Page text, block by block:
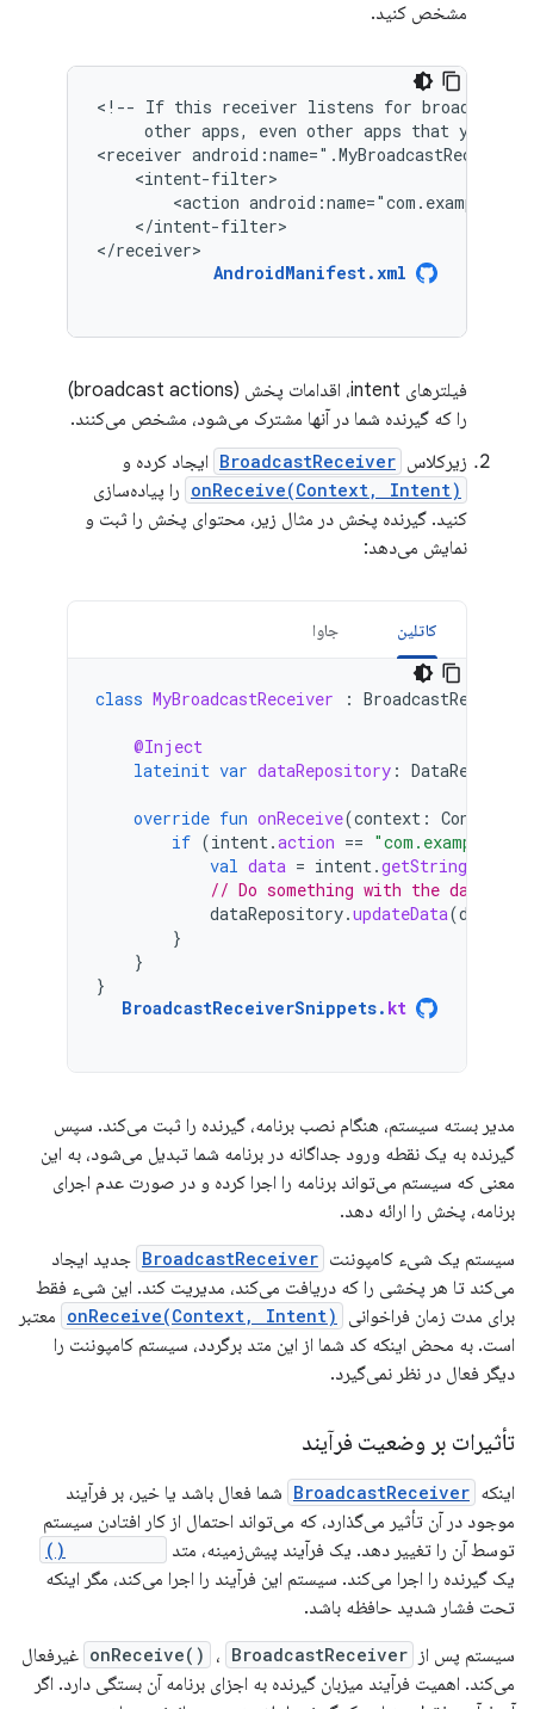
مشخص کنید.
<!-- If this receiver listens for broadcasts
other apps, even other apps that you
<receiver android:name=".MyBroadcastReceiver"
<action
</intent-filter>
</receiver>
AndroidManifest.xml
فیلترهای intent، اقدامات پخش (broadcast actions)
را که گیرنده شما در آنها مشترک می‌شود، مشخص می‌کنند.
زیرکلاس BroadcastReceiver ایجاد کرده و
onReceive(Context, Intent) را پیاده‌سازی
کنید. گیرنده پخش در مثال زیر، محتوای پخش را ثبت و
نمایش می‌دهد:
کاتلین جاوا
class MyBroadcastReceiver : BroadcastReceiver
@Inject
lateinit var dataRepository :
override fun onReceive(context : Context
if (intent.action ==
val data = intent.getStringExtra
// Do something with the data,
dataRepository.updateData(data
}
}
}
BroadcastReceiverSnippets. kt
مدیر بسته سیستم، هنگام نصب برنامه، گیرنده را ثبت می‌کند. سپس
گیرنده به یک نقطه ورود جداگانه در برنامه شما تبدیل می‌شود، به این
معنی که سیستم می‌تواند برنامه را اجرا کرده و در صورت عدم اجرای
برنامه، پخش را ارائه دهد.
سیستم یک شیء کامپوننت BroadcastReceiver جدید ایجاد
می‌کند تا هر پخشی را که دریافت می‌کند، مدیریت کند. این شیء فقط
برای مدت زمان فراخوانی
onReceive(Context, Intent) معتبر
است. به محض اینکه کد شما از این متد برگردد، سیستم کامپوننت را
دیگر فعال در نظر نمی‌گیرد.
تأثیرات بر وضعیت فرآیند
اینکه BroadcastReceiver شما فعال باشد یا خیر، بر فرآیند
موجود در آن تأثیر می‌گذارد، که می‌تواند احتمال از کار افتادن سیستم
توسط آن را تغییر دهد. یک فرآیند پیش‌زمینه، متد
یک گیرنده را اجرا می‌کند. سیستم این فرآیند را اجرا می‌کند، مگر اینکه
تحت فشار شدید حافظه باشد.
سیستم پس از
onReceive() ‎، BroadcastReceiver
غیرفعال
می‌کند. اهمیت فرآیند میزبان گیرنده به اجزای برنامه آن بستگی دارد. اگر